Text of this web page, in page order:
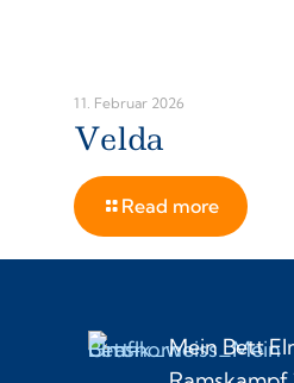
11. Februar 2026
Velda
Read more
Mein Bett